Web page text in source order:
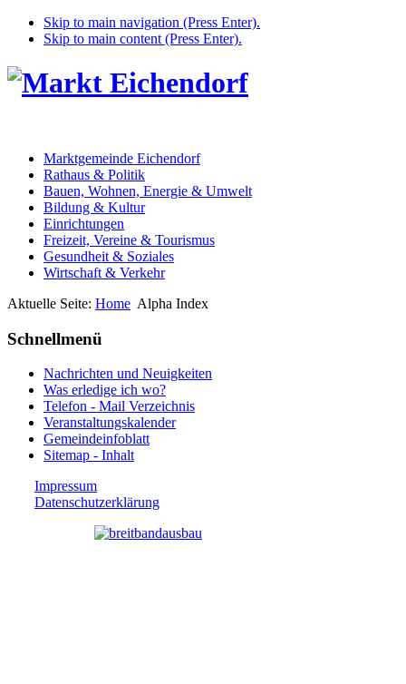
Skip to main navigation (Press Enter).
Skip to main content (Press Enter).
Marktgemeinde Eichendorf
Rathaus & Politik
Bauen, Wohnen, Energie & Umwelt
Bildung & Kultur
Einrichtungen
Freizeit, Vereine & Tourismus
Gesundheit & Soziales
Wirtschaft & Verkehr
Aktuelle Seite: Home Alpha Index
Schnellmenü
Nachrichten und Neuigkeiten
Was erledige ich wo?
Telefon - Mail Verzeichnis
Veranstaltungskalender
Gemeindeinfoblatt
Sitemap - Inhalt
Impressum
Datenschutzerklärung